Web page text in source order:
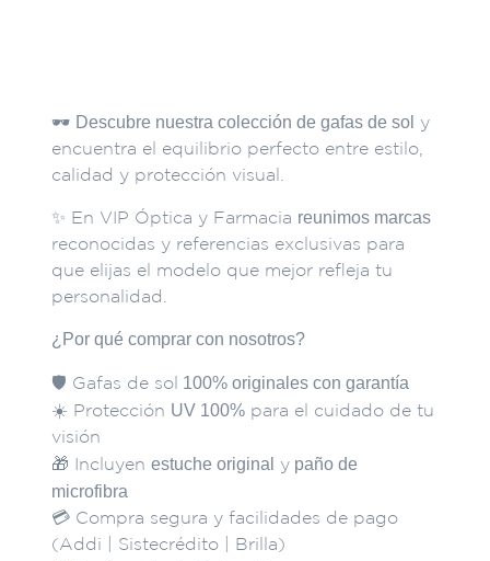
🕶️ Descubre nuestra colección de gafas de sol
y
encuentra el equilibrio perfecto entre estilo,
calidad y protección visual.
✨ En VIP Óptica y Farmacia reunimos marcas
reconocidas y referencias exclusivas para
que elijas el modelo que mejor refleja tu
personalidad.
¿Por qué comprar con nosotros?
🛡️ Gafas de sol 100% originales con garantía
☀️ Protección UV 100% para el cuidado de tu
visión
🎁 Incluyenestuche original y paño de
microfibra
💳 Compra segura y facilidades de pago
(Addi | Sistecrédito | Brilla)